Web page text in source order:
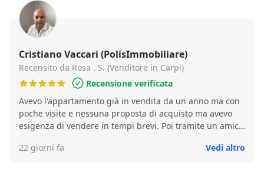
Cristiano Vaccari (PolisImmobiliare)
Recensito da Rosa . S. (Venditore in Carpi)
Recensione verificata
Avevo l'appartamento già in vendita da un anno ma con
poche visite e nessuna proposta di acquisto ma avevo
esigenza di vendere in tempi brevi. Poi tramite un amica
Immobiliare che mi ha fatto una valutazione della casa e
22 giorni fa Vedi altro